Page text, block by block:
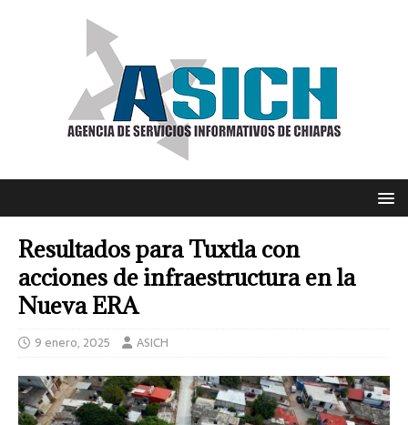
Resultados para Tuxtla con
acciones de infraestructura en la
Nueva ERA
9 enero, 2025 ASICH